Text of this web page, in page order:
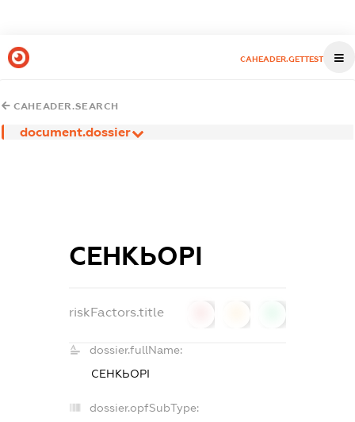
CAHEADER.GETTEST
CAHEADER.SEARCH
document.dossier
СЕНКЬОРІ
riskFactors.title
dossier.fullName:
СЕНКЬОРІ
dossier.opfSubType: